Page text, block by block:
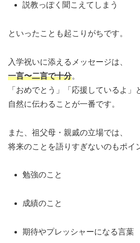
説教っぽく聞こえてしまう
といったことも起こりがちです。
入学祝いに添えるメッセージは、
一言〜二言で十分。
「おめでとう」「応援しているよ」
自然に伝わることが一番です。
また、祖父母・親戚の立場では、
将来のことを語りすぎないのもポイ
勉強のこと
成績のこと
期待やプレッシャーになる言葉